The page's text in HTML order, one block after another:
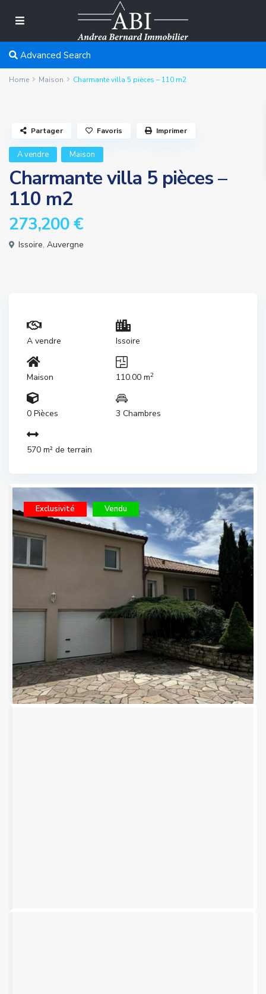
Advanced Search
Home Maison Charmante villa 5 pièces – 110 m2
A vendre Maison
Charmante villa 5 pièces –
110 m2
273,200 €
Issoire, Auvergne
Partager Favoris Imprimer
A vendre Issoire
Maison 110.00 m2
0 Pièces 3 Chambres
570 m² de terrain
Exclusivité Vendu